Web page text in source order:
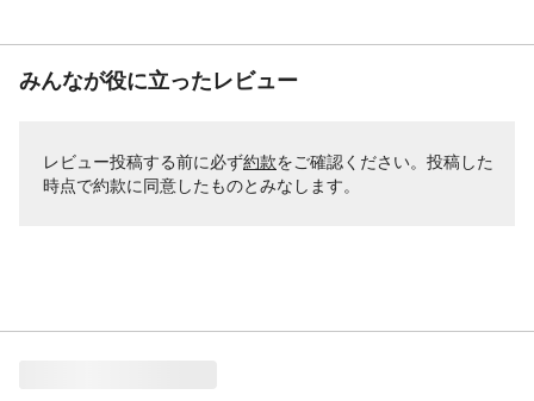
みんなが役に立ったレビュー
レビュー投稿する前に必ず約款をご確認ください。投稿した
時点で約款に同意したものとみなします。